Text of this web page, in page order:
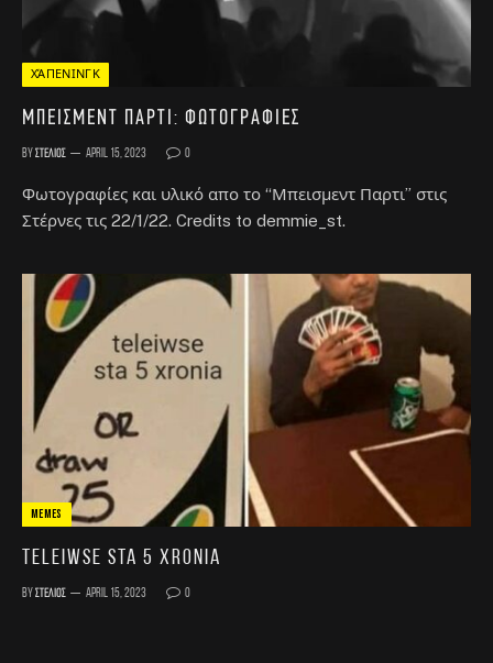
ΧΆΠΕΝΙΝΓΚ
Μπεισμεντ Παρτι: Φωτογραφίες
ByΣτέλιος April 15, 2023 0
Φωτογραφίες και υλικό απο το “Μπεισμεντ Παρτι” στις
Στέρνες τις 22/1/22. Credits to demmie_st.
MEMES
teleiwse sta 5 xronia
ByΣτέλιος April 15, 2023 0